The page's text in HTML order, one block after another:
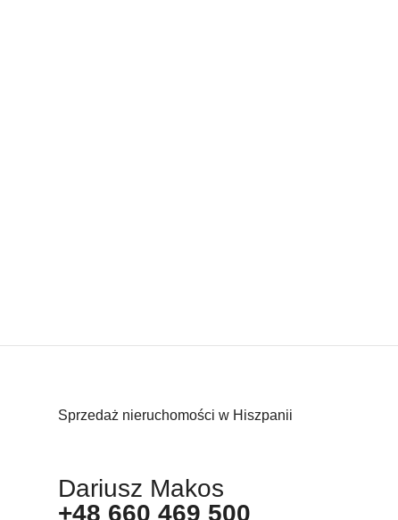
Sprzedaż nieruchomości w Hiszpanii
Dariusz Makos
+48 660 469 500